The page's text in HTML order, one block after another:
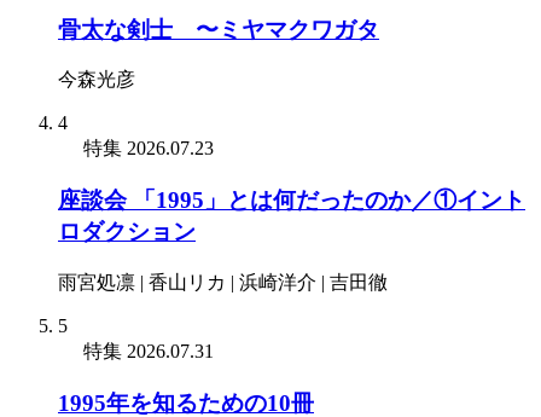
骨太な剣士 〜ミヤマクワガタ
今森光彦
4
特集 2026.07.23
座談会 「1995」とは何だったのか／①イント
ロダクション
雨宮処凛 | 香山リカ | 浜崎洋介 | 吉田徹
5
特集 2026.07.31
1995年を知るための10冊